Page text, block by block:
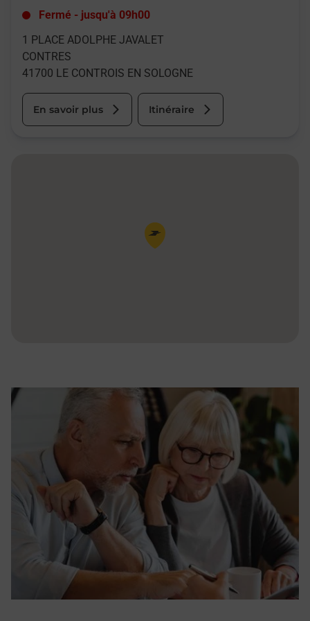
Fermé - jusqu'à 09h00
1 PLACE ADOLPHE JAVALET
CONTRES
41700 LE CONTROIS EN SOLOGNE
En savoir plus Itinéraire
Pin de la carte